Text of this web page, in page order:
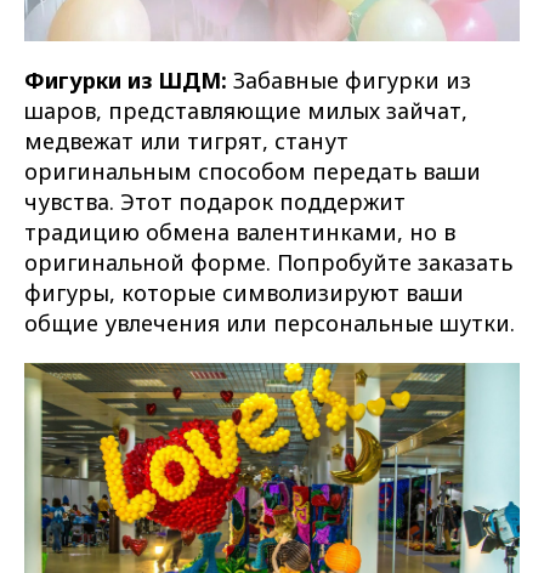
Фигурки из ШДМ: Забавные фигурки из
шаров, представляющие милых зайчат,
медвежат или тигрят, станут
оригинальным способом передать ваши
чувства. Этот подарок поддержит
традицию обмена валентинками, но в
оригинальной форме. Попробуйте заказать
фигуры, которые символизируют ваши
общие увлечения или персональные шутки.